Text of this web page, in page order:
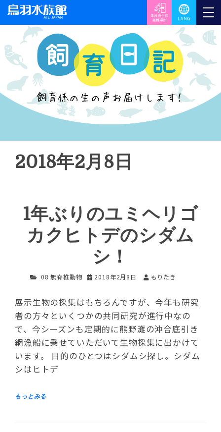
2018年2月8日
1年ぶりのユミヘリゴ
カクヒトデのシダム
シ！
08 無脊椎動物 2018年2月8日 もりたき
展示生物の採集はもちろんですが、今年も研究
者の方々といくつかの共同研究が進行中なの
で、今シーズンも定期的に熊野灘の沖合底引き
網漁船に乗せていただいて生物採集に出かけて
います。 目的のひとつはシダムシ探し。シダム
シはヒトデ